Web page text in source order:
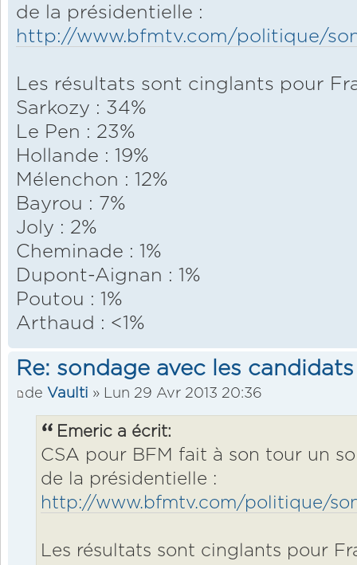
de la présidentielle :
http://www.bfmtv.com/politique/
Les résultats sont cinglants pour
Sarkozy : 34%
Le Pen : 23%
Hollande : 19%
Mélenchon : 12%
Bayrou : 7%
Joly : 2%
Cheminade : 1%
Dupont-Aignan : 1%
Poutou : 1%
Arthaud : <1%
Re: sondage avec les candidats
de Vaulti » Lun 29 Avr 2013 20:36
Emeric a écrit:
CSA pour BFM fait à son tour un
de la présidentielle :
http://www.bfmtv.com/politique/
Les résultats sont cinglants pour